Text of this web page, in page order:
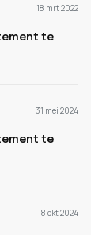
18 mrt 2022
te
31 mei 2024
te
8 okt 2024